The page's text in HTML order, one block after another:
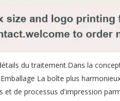
du traitement.Dans la
La boîte plus
de processus d'impression